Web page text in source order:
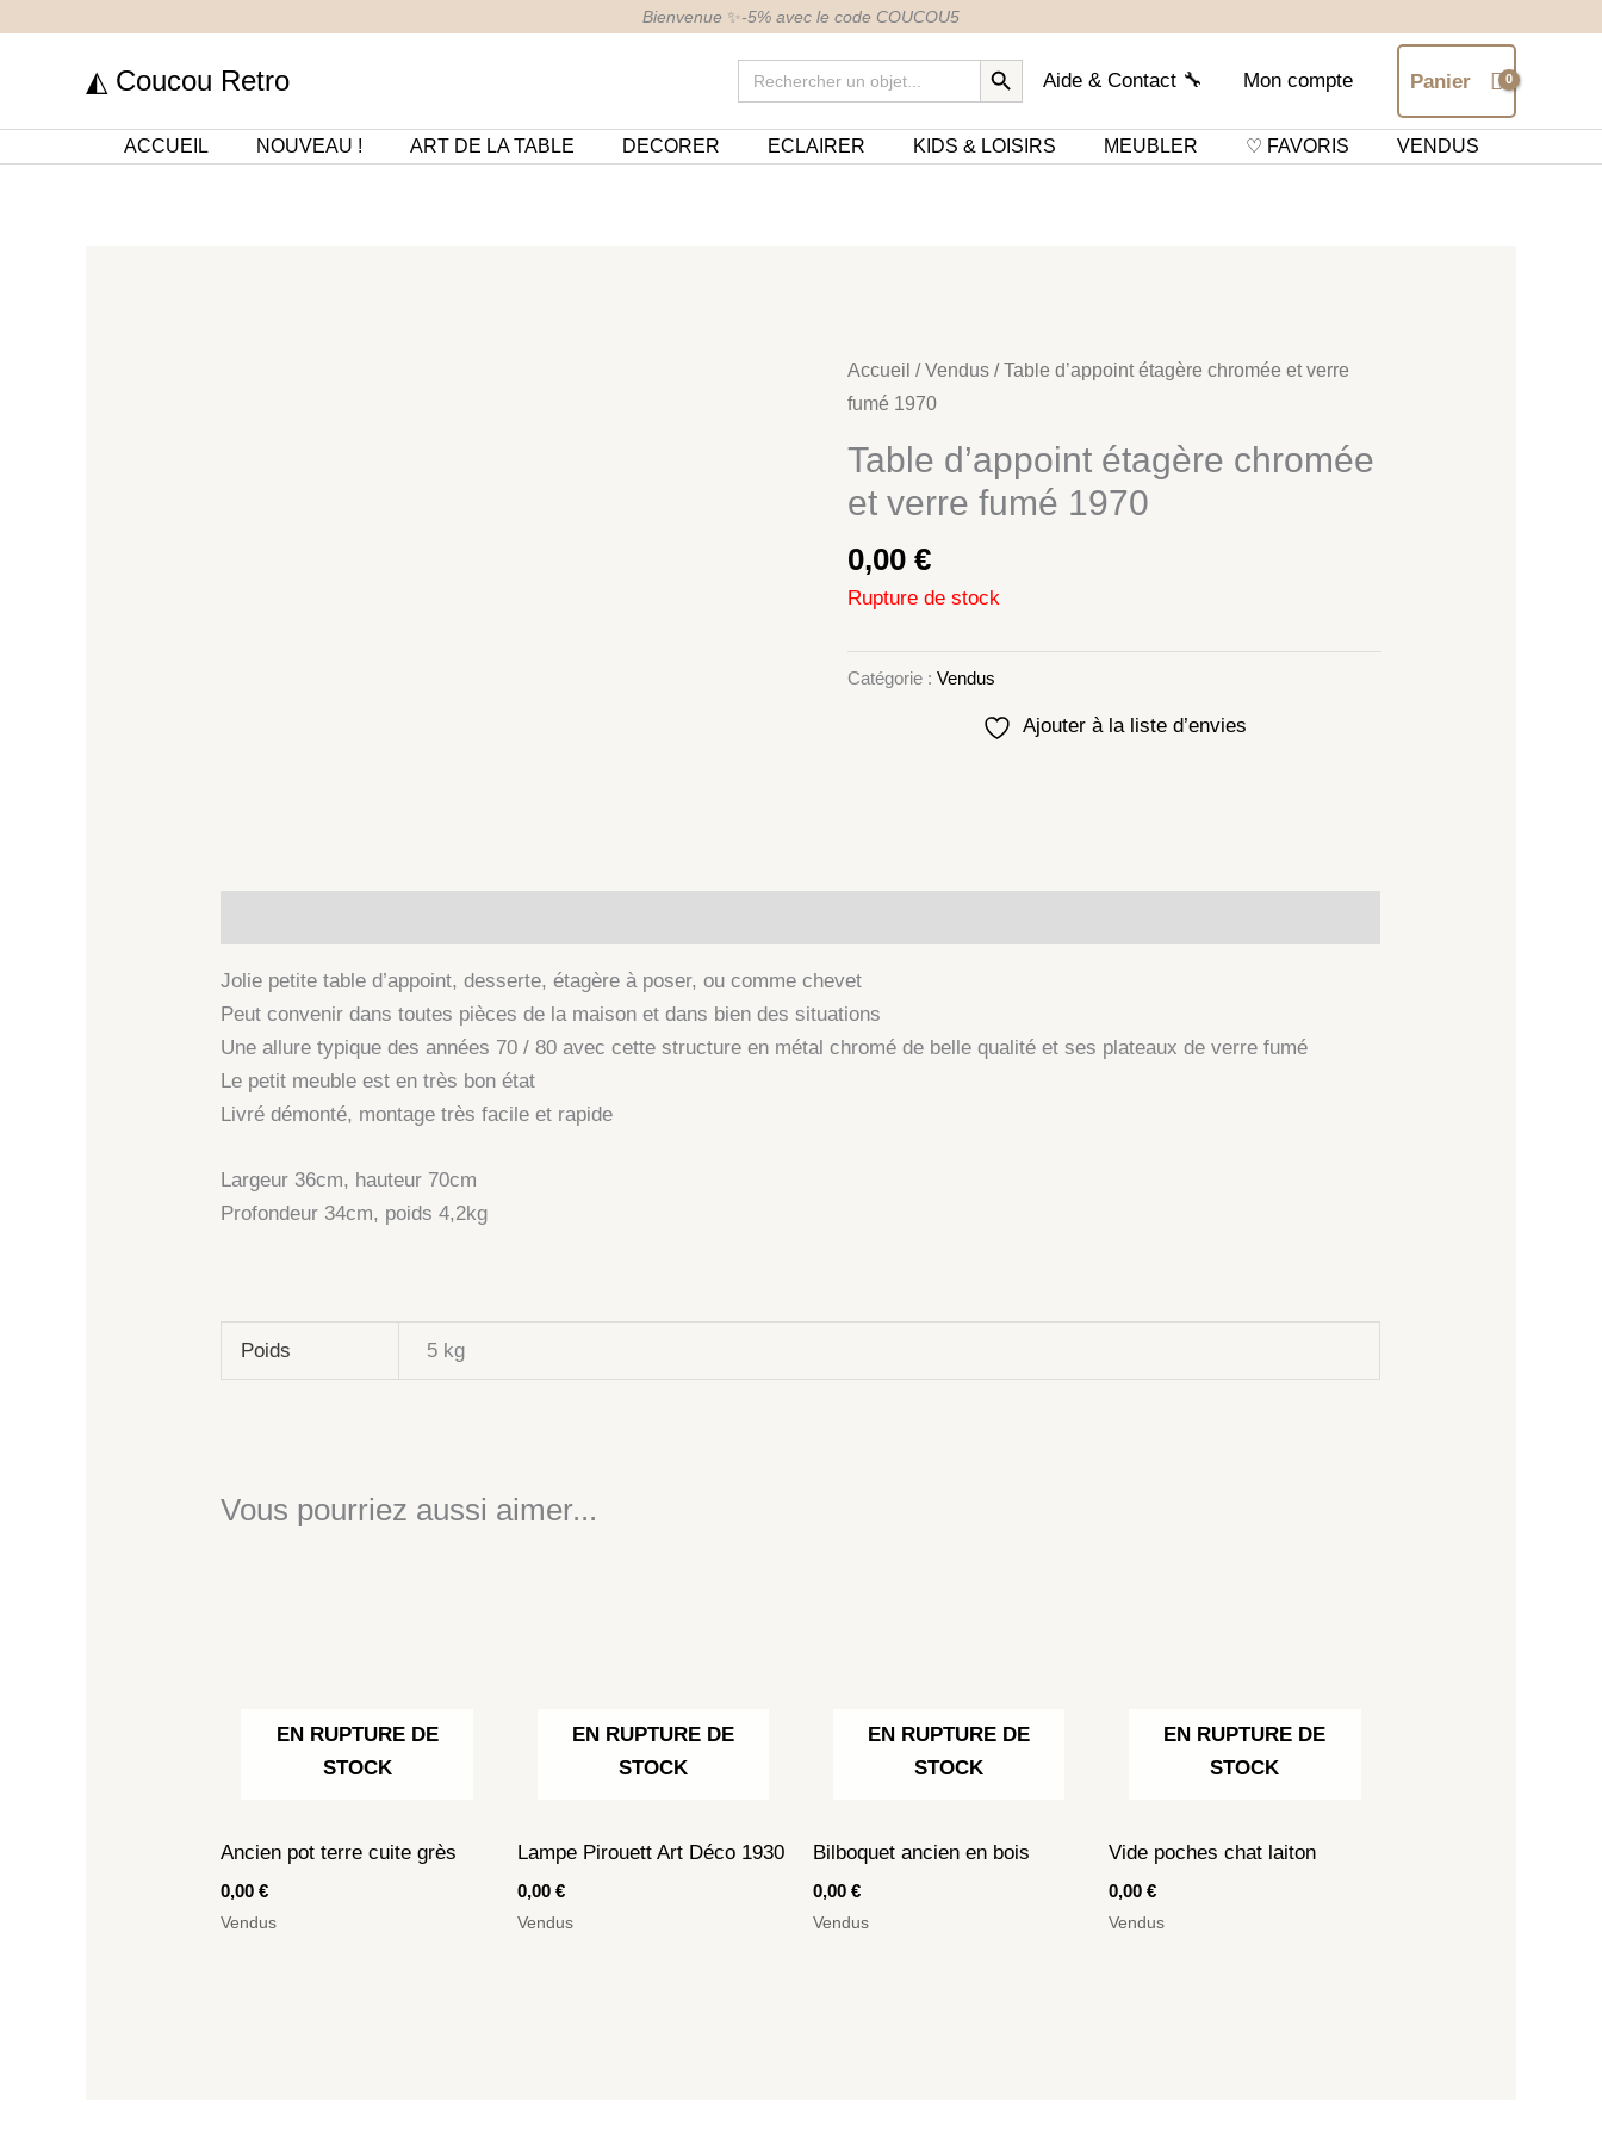
Bienvenue ✨-5% avec le code COUCOU5
◭ Coucou Retro
Search
for:
SEARCH BUTTON
Aide & Contact 🔧 Mon compte Panier
ACCUEIL NOUVEAU ! ART DE LA TABLE DECORER ECLAIRER KIDS & LOISIRS MEUBLER ♡ FAVORIS VENDUS
Accueil /Vendus/ Table d’appoint étagère chromée et verre
fumé 1970
Table d’appoint étagère chromée
et verre fumé 1970
0,00 €
Rupture de stock
Catégorie : Vendus
Ajouter à la liste d’envies
Jolie petite table d’appoint, desserte, étagère à poser, ou comme chevet
Peut convenir dans toutes pièces de la maison et dans bien des situations
Une allure typique des années 70 / 80 avec cette structure en métal chromé de belle qualité et ses plateaux de verre fumé
Le petit meuble est en très bon état
Livré démonté, montage très facile et rapide
Largeur 36cm, hauteur 70cm
Profondeur 34cm, poids 4,2kg
Poids 5 kg
Vous pourriez aussi aimer...
EN RUPTURE DE
STOCK
Ancien pot terre cuite grès
0,00€
Vendus
EN RUPTURE DE
STOCK
Lampe Pirouett Art Déco 1930
0,00 €
Vendus
EN RUPTURE DE
STOCK
Bilboquet ancien en bois
0,00 €
Vendus
EN RUPTURE DE
STOCK
Vide poches chat laiton
0,00€
Vendus